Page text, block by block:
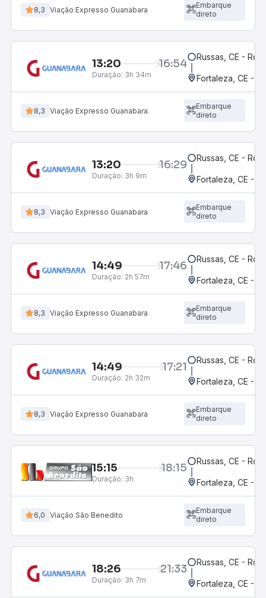
8,3 Viação Expresso Guanabara
Embarque
direto
13:20 16:54
Duração: 3h 34m
Russas, CE -
Fortaleza, CE -
8,3 Viação Expresso Guanabara
Embarque
direto
13:20 16:29
Duração: 3h 9m
Russas, CE -
Fortaleza, CE -
8,3 Viação Expresso Guanabara
Embarque
direto
14:49 17:46
Duração: 2h 57m
Russas, CE -
Fortaleza, CE -
8,3 Viação Expresso Guanabara
Embarque
direto
14:49 17:21
Duração: 2h 32m
Russas, CE -
Fortaleza, CE -
8,3 Viação Expresso Guanabara
Embarque
direto
15:15 18:15
Duração: 3h
Russas, CE -
Fortaleza, CE -
6,0 Viação São Benedito
Embarque
direto
18:26 21:33
Duração: 3h 7m
Russas, CE -
Fortaleza, CE -